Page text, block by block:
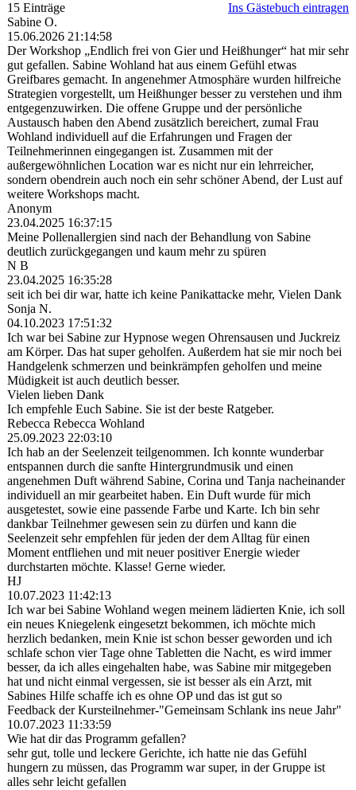
15 Einträge
Ins Gästebuch eintragen
Sabine O.
15.06.2026 21:14:58
Der Workshop „Endlich frei von Gier und Heißhunger“ hat mir sehr
gut gefallen. Sabine Wohland hat aus einem Gefühl etwas
Greifbares gemacht. In angenehmer Atmosphäre wurden hilfreiche
Strategien vorgestellt, um Heißhunger besser zu verstehen und ihm
entgegenzuwirken. Die offene Gruppe und der persönliche
Austausch haben den Abend zusätzlich bereichert, zumal Frau
Wohland individuell auf die Erfahrungen und Fragen der
Teilnehmerinnen eingegangen ist. Zusammen mit der
außergewöhnlichen Location war es nicht nur ein lehrreicher,
sondern obendrein auch noch ein sehr schöner Abend, der Lust auf
weitere Workshops macht.
Anonym
23.04.2025 16:37:15
Meine Pollenallergien sind nach der Behandlung von Sabine
deutlich zurückgegangen und kaum mehr zu spüren
N B
23.04.2025 16:35:28
seit ich bei dir war, hatte ich keine Panikattacke mehr, Vielen Dank
Sonja N.
04.10.2023 17:51:32
Ich war bei Sabine zur Hypnose wegen Ohrensausen und Juckreiz
am Körper. Das hat super geholfen. Außerdem hat sie mir noch bei
Handgelenk schmerzen und beinkrämpfen geholfen und meine
Müdigkeit ist auch deutlich besser.
Vielen lieben Dank
Ich empfehle Euch Sabine. Sie ist der beste Ratgeber.
Rebecca Rebecca Wohland
25.09.2023 22:03:10
Ich hab an der Seelenzeit teilgenommen. Ich konnte wunderbar
entspannen durch die sanfte Hintergrundmusik und einen
angenehmen Duft während Sabine, Corina und Tanja nacheinander
individuell an mir gearbeitet haben. Ein Duft wurde für mich
ausgetestet, sowie eine passende Farbe und Karte. Ich bin sehr
dankbar Teilnehmer gewesen sein zu dürfen und kann die
Seelenzeit sehr empfehlen für jeden der dem Alltag für einen
Moment entfliehen und mit neuer positiver Energie wieder
durchstarten möchte. Klasse! Gerne wieder.
HJ
10.07.2023 11:42:13
Ich war bei Sabine Wohland wegen meinem lädierten Knie, ich soll
ein neues Kniegelenk eingesetzt bekommen, ich möchte mich
herzlich bedanken, mein Knie ist schon besser geworden und ich
schlafe schon vier Tage ohne Tabletten die Nacht, es wird immer
besser, da ich alles eingehalten habe, was Sabine mir mitgegeben
hat und nicht einmal vergessen, sie ist besser als ein Arzt, mit
Sabines Hilfe schaffe ich es ohne OP und das ist gut so
Feedback der Kursteilnehmer-"Gemeinsam Schlank ins neue Jahr"
10.07.2023 11:33:59
Wie hat dir das Programm gefallen?
sehr gut, tolle und leckere Gerichte, ich hatte nie das Gefühl
hungern zu müssen, das Programm war super, in der Gruppe ist
alles sehr leicht gefallen